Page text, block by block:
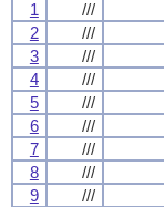
1
///
2
///
3
///
4
///
5
///
6
///
7
///
8
///
9
///